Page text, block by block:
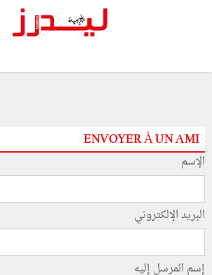
ENVOYER À UN AMI
الإسم
البريد الإلكتروني
إسم المرسل إليه